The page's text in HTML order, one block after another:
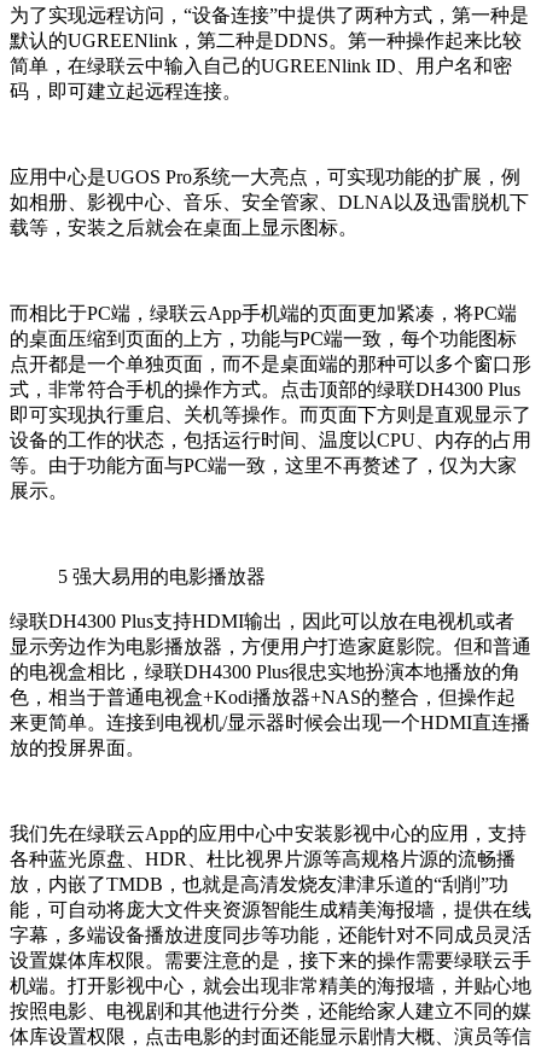
为了实现远程访问，“设备连接”中提供了两种方式，第一种是
默认的UGREENlink，第二种是DDNS。第一种操作起来比较
简单，在绿联云中输入自己的UGREENlink ID、用户名和密
码，即可建立起远程连接。
应用中心是UGOS Pro系统一大亮点，可实现功能的扩展，例
如相册、影视中心、音乐、安全管家、DLNA以及迅雷脱机下
载等，安装之后就会在桌面上显示图标。
而相比于PC端，绿联云App手机端的页面更加紧凑，将PC端
的桌面压缩到页面的上方，功能与PC端一致，每个功能图标
点开都是一个单独页面，而不是桌面端的那种可以多个窗口形
式，非常符合手机的操作方式。点击顶部的绿联DH4300 Plus
即可实现执行重启、关机等操作。而页面下方则是直观显示了
设备的工作的状态，包括运行时间、温度以CPU、内存的占用
等。由于功能方面与PC端一致，这里不再赘述了，仅为大家
展示。
5 强大易用的电影播放器
绿联DH4300 Plus支持HDMI输出，因此可以放在电视机或者
显示旁边作为电影播放器，方便用户打造家庭影院。但和普通
的电视盒相比，绿联DH4300 Plus很忠实地扮演本地播放的角
色，相当于普通电视盒+Kodi播放器+NAS的整合，但操作起
来更简单。连接到电视机/显示器时候会出现一个HDMI直连播
放的投屏界面。
我们先在绿联云App的应用中心中安装影视中心的应用，支持
各种蓝光原盘、HDR、杜比视界片源等高规格片源的流畅播
放，内嵌了TMDB，也就是高清发烧友津津乐道的“刮削”功
能，可自动将庞大文件夹资源智能生成精美海报墙，提供在线
字幕，多端设备播放进度同步等功能，还能针对不同成员灵活
设置媒体库权限。需要注意的是，接下来的操作需要绿联云手
机端。打开影视中心，就会出现非常精美的海报墙，并贴心地
按照电影、电视剧和其他进行分类，还能给家人建立不同的媒
体库设置权限，点击电影的封面还能显示剧情大概、演员等信